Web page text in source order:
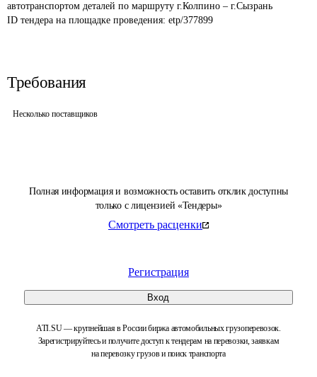
Полная информация и возможность оставить отклик доступны
только с лицензией «Тендеры»
Смотреть расценки
Регистрация
Вход
ATI.SU — крупнейшая в России биржа автомобильных грузоперевозок.
Зарегистрируйтесь и получите доступ к тендерам на перевозки, заявкам
на перевозку грузов и поиск транспорта
автотранспортом деталей по маршруту г.Колпино – г.Сызрань
ID тендера на площадке проведения: etp/377899
Требования
Несколько поставщиков